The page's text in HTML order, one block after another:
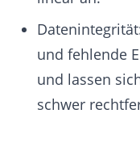
und fehlende
und lassen
schwer